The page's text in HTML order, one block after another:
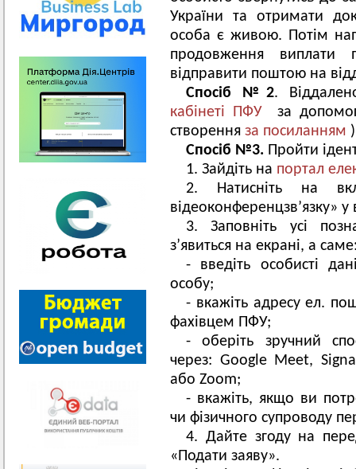
України та отримати
особа є живою. Потім
продовження
відправити поштою на
Спосіб №2.
кабінеті ПФУ
за
створення за посиланням
Спосіб №3. Пройти
1. Зайдіть на портал
2. Натисніть на
відеоконференцзв’язку» у
3. Заповніть усі
зʼявиться на екрані, а
- введіть особисті
особу;
- вкажіть адресу ел.
фахівцем ПФУ;
- оберіть зручний
через: Google Meet,
або Zoom;
- вкажіть, якщо ви
чи фізичного супроводу
4. Дайте згоду на
«Подати заяву».